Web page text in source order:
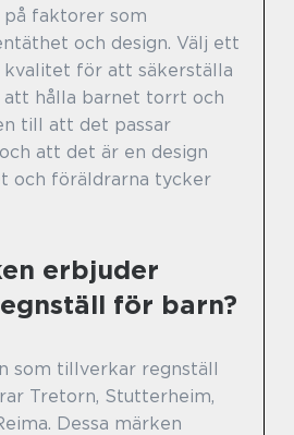
faktorer som
och design. Välj ett
kvalitet för att säkerställa
hålla barnet torrt och
till att det passar
att det är en design
och föräldrarna tycker
erbjuder
för barn?
som tillverkar regnställ
Tretorn, Stutterheim,
Dessa märken